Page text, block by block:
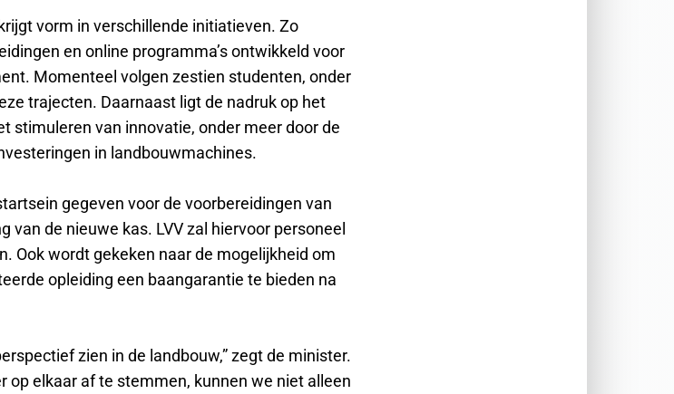
vorm in verschillende initiatieven. Zo
en online programma’s ontwikkeld voor
Momenteel volgen zestien studenten, onder
trajecten. Daarnaast ligt de nadruk op het
stimuleren van innovatie, onder meer door de
in landbouwmachines.
gegeven voor de voorbereidingen van
van de nieuwe kas. LVV zal hiervoor personeel
Ook wordt gekeken naar de mogelijkheid om
opleiding een baangarantie te bieden na
zien in de landbouw,” zegt de minister.
op elkaar af te stemmen, kunnen we niet alleen